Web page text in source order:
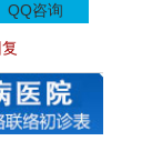
QQ咨询